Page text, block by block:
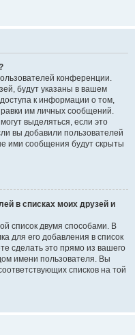
конференции.
будут указаны в вашем
к информации о том,
им личных сообщений.
выделяться, если это
вы добавили пользователей
ими сообщения будут скрыты
в списках моих друзей и
список двумя способами. В
для его добавления в список
сделать это прямо из вашего
имени пользователя. Вы
списков на той